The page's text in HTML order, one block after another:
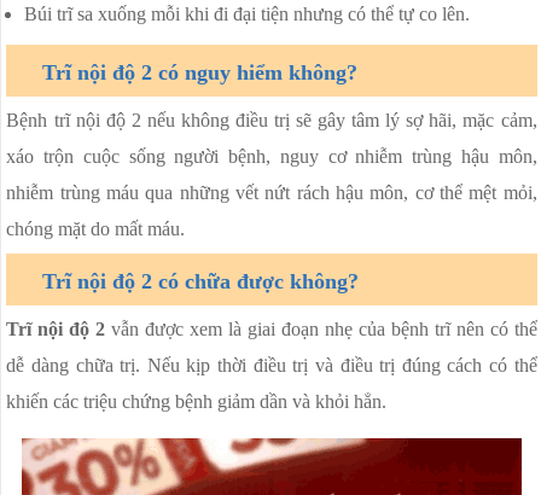
Búi trĩ sa xuống mỗi khi đi đại tiện nhưng có thể tự co lên.
Trĩ nội độ 2 có nguy hiểm không?
Bệnh trĩ nội độ 2 nếu không điều trị sẽ gây tâm lý sợ hãi, mặc cảm,
xáo trộn cuộc sống người bệnh, nguy cơ nhiễm trùng hậu môn,
nhiễm trùng máu qua những vết nứt rách hậu môn, cơ thể mệt mỏi,
chóng mặt do mất máu.
Trĩ nội độ 2 có chữa được không?
Trĩ nội độ 2 vẫn được xem là giai đoạn nhẹ của bệnh trĩ nên có thể
dễ dàng chữa trị. Nếu kịp thời điều trị và điều trị đúng cách có thể
khiến các triệu chứng bệnh giảm dần và khỏi hẳn.